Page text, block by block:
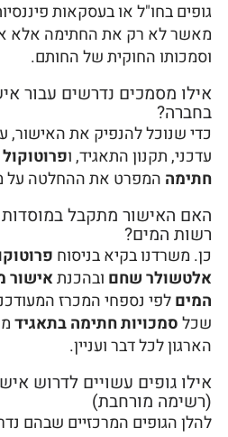
גופים בחו"ל או בעסקאות
מאשר לא רק את החתימה אלא
וסמכותו החוקית של החותם.
אילו מסמכים נדרשים עבור
בחברה?
כדי שנוכל להנפיק את האישור,
עדכני, תקנון התאגיד, ו
חתימה המפרט את ההחלטה על
האם האישור מתקבל
רשות המים?
כן. משרדנו בקיא בניסוח
אלטשולר שחם ובהכנתאישור
המיםלפי נספחי המכרז
שכלסמכויות חתימה בתאגיד
הארגון לכל דבר ועניין.
אילו גופים עשויים לדרוש
(רשימה מורחבת)
להלן הגופים המרכזיים שבהם